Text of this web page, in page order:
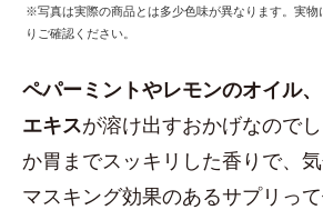
※写真は実際の商品とは多少色味が異なります。実物
りご確認ください。
ペパーミントやレモンのオイル
エキスが溶け出すおかげなので
か胃までスッキリした香りで、気
マスキング効果のあるサプリっ